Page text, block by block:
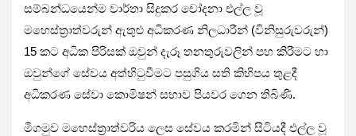
සම්බන්ධයෙන්ම වාර්තා සිදුකර චෝදනා එල්ල වූ
මහෙස්ත්‍රාත්වරුන් ඇතුළු අධිකරණ නිලධාරීන් (විනිසුරුවරුන්)
15 කට අධික පිරිසක් ඔවුන් දැරූ තනතුරුවලින් පහ කිරීමට හා
ඔවුන්ගේ සේවය අත්හිටුවීමට පසුගිය සති කිහිපය තුළදී
අධිකරණ සේවා කොමිෂන් සභාව පියවර ගෙන තිබිණි.
මීගමුව මහෙස්ත්‍රාත්වරිය ලෙස සේවය කරමින් සිටියදී එල්ල වූ